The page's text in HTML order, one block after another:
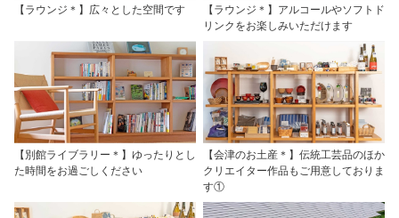
【ラウンジ＊】広々とした空間です
【ラウンジ＊】アルコールやソフトド
リンクをお楽しみいただけます
【別館ライブラリー＊】ゆったりとし
た時間をお過ごしください
【会津のお土産＊】伝統工芸品のほか
クリエイター作品もご用意しておりま
す①